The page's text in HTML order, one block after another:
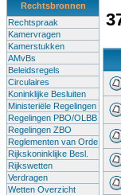
Rechtsbronnen
Rechtspraak
Kamervragen
Kamerstukken
AMvBs
Beleidsregels
Circulaires
Koninklijke Besluiten
Ministeriële Regelingen
Regelingen PBO/OLBB
Regelingen ZBO
Reglementen van Orde
Rijkskoninklijke Besl.
Rijkswetten
Verdragen
Wetten Overzicht